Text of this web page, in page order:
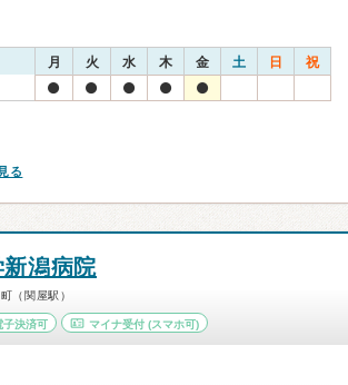
月 火 水 木 金 土 日 祝
る
新潟病院
（関屋駅）
子決済可 マイナ受付 (スマホ可)